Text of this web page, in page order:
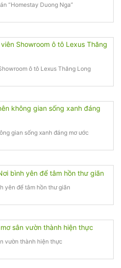
“Homestay Duong Nga”
ô tô Lexus Thăng Long
gian sống xanh đáng mơ ước
yên để tâm hồn thư giãn
vườn thành hiện thực